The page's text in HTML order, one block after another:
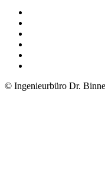
© Ingenieurbüro Dr.